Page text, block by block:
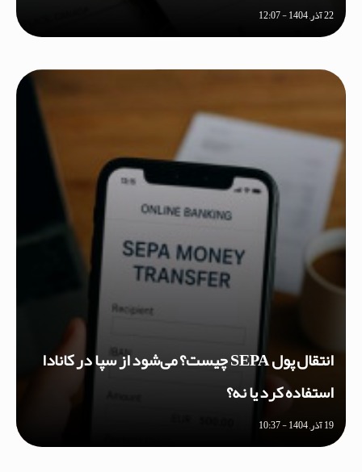
22 آذر, 1404 - 12:07
انتقال پول SEPA چیست؟ می‌شود از سپا در کانادا
استفاده کرد یا نه؟
19 آذر, 1404 - 10:37